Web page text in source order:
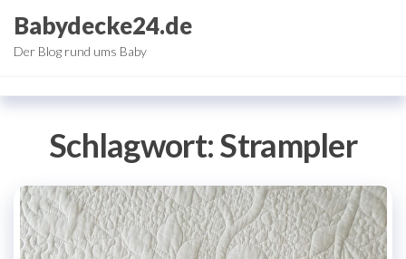
Inhalt
springen
Babydecke24.de
Der Blog rund ums Baby
Schlagwort:Strampler